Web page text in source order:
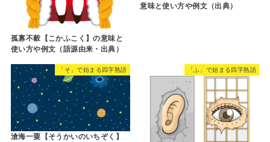
孤寡不穀【こかふこく】の意味と
使い方や例文（語源由来・出典）
意味と使い方や例文（出典）
「そ」で始まる四字熟語
滄海一粟【そうかいのいちぞく】
「ふ」で始まる四字熟語